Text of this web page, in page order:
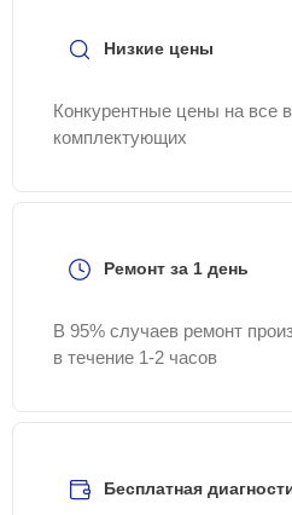
Низкие цены
Конкурентные цены на все
комплектующих
Ремонт за 1 день
В 95% случаев ремонт
в течение 1-2 часов
Бесплатная